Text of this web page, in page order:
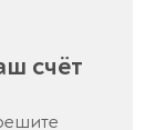
счёт